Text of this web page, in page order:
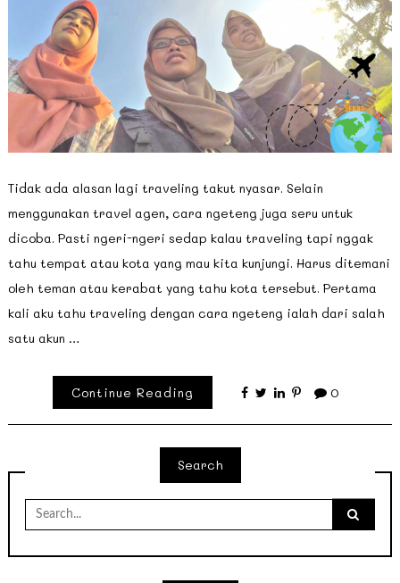
Tidak ada alasan lagi traveling takut nyasar. Selain
menggunakan travel agen, cara ngeteng juga seru untuk
dicoba. Pasti ngeri-ngeri sedap kalau traveling tapi nggak
tahu tempat atau kota yang mau kita kunjungi. Harus ditemani
oleh teman atau kerabat yang tahu kota tersebut. Pertama
kali aku tahu traveling dengan cara ngeteng ialah dari salah
satu akun …
Continue Reading 0
Search
Search
for: